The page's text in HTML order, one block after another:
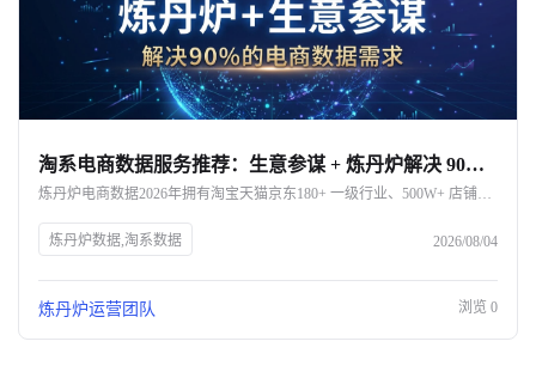
淘系电商数据服务推荐：生意参谋 + 炼丹炉解决 90% 的需求
炼丹炉电商数据2026年拥有淘宝天猫京东180+ 一级行业、500W+ 店铺、100 亿+ 商品数据。炼丹炉+生意参谋是高性价比的数据获取和分析组合。生意参谋解决"看自己",炼丹炉解决"看市场、选赛道、做新品、跨平台对比"。本文系统讲清楚"淘系数据分析的核心需求、4 大功能模块、5 步选型法、4 大应用场景",帮淘系商家建立完整的数据工具组合。
炼丹炉数据,淘系数据 2026/08/04
炼丹炉运营团队 浏览 0